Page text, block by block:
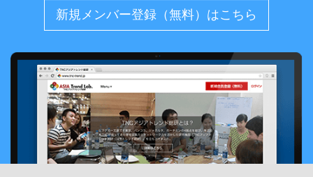
新規メンバー登録（無料）はこちら